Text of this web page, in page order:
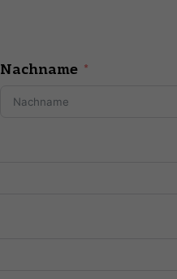
Nachname